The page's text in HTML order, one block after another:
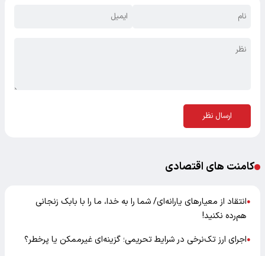
ارسال نظر
کامنت های اقتصادی
●انتقاد از معیارهای یارانه‌ای/ شما را به خدا، ما را با بابک زنجانی
هم‌رده نکنید!
●اجرای ارز تک‌نرخی در شرایط تحریمی؛ گزینه‌ای غیرممکن یا پرخطر؟